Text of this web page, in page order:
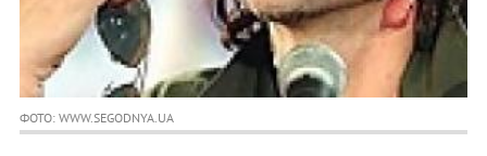
ФОТО: WWW.SEGODNYA.UA